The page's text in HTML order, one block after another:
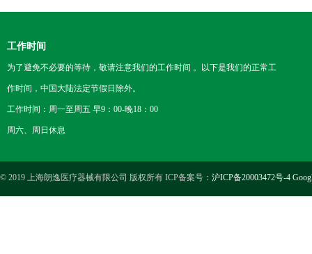
工作时间
为了避免不必要的等待，敬请注意我们的工作时间 。以下是我们的正常工
作时间，中国大陆法定节假日除外。
工作时间：周一至周五 早9：00-晚18：00
周六、周日休息
© 2019 上海朗逸医疗器械有限公司 版权所有 ICP备案号： 沪ICP备20003472号-4